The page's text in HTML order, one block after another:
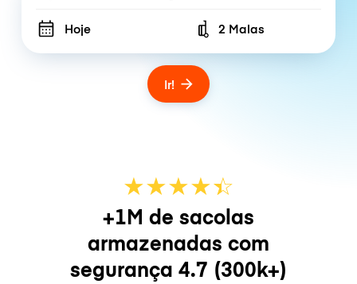
Hoje Number of bags
2 Malas
Ir!
★★★★☆
★
+1M de sacolas
armazenadas com
segurança 4.7 (300k+)